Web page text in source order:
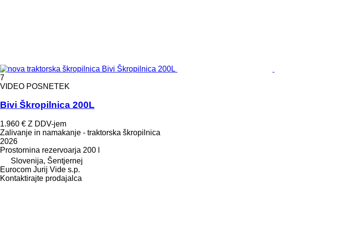
7
VIDEO POSNETEK
Bivi Škropilnica 200L
1.960 € Z DDV-jem
Zalivanje in namakanje - traktorska škropilnica
2026
Prostornina rezervoarja 200 l
Slovenija, Šentjernej
Eurocom Jurij Vide s.p.
Kontaktirajte prodajalca